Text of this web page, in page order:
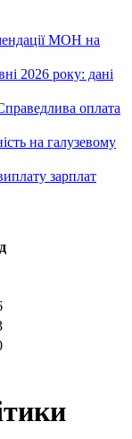
МОН на
2026 року: дані
оплата
на галузевому
зарплат